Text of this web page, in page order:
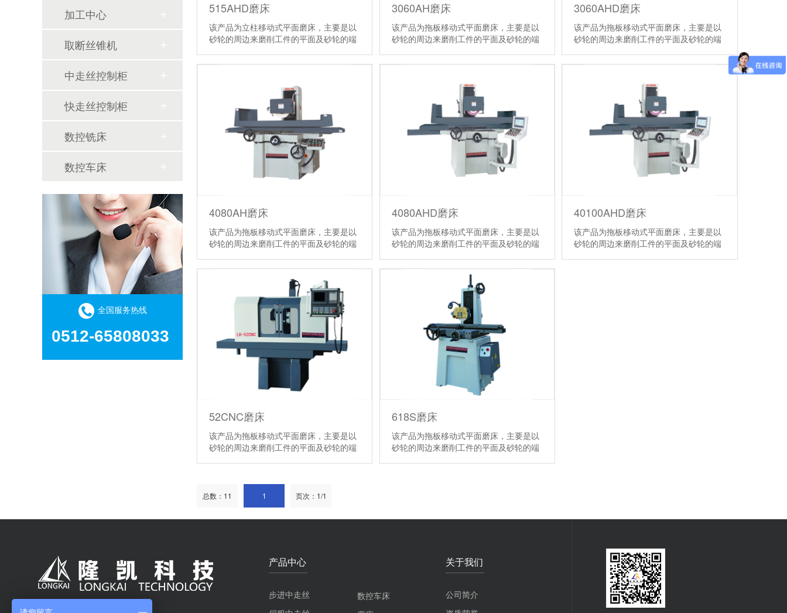
加工中心
取断丝锥机
中走丝控制柜
快走丝控制柜
数控铣床
数控车床
全国服务热线
0512-65808033
515AHD磨床
该产品为立柱移动式平面磨床，主要是以
砂轮的周边来磨削工件的平面及砂轮的端
【详情】
3060AH磨床
该产品为拖板移动式平面磨床，主要是以
砂轮的周边来磨削工件的平面及砂轮的端
【详情】
3060AHD磨床
该产品为拖板移动式平面磨床，主要是以
砂轮的周边来磨削工件的平面及砂轮的端
4080AH磨床
该产品为拖板移动式平面磨床，主要是以
砂轮的周边来磨削工件的平面及砂轮的端
【详情】
4080AHD磨床
该产品为拖板移动式平面磨床，主要是以
砂轮的周边来磨削工件的平面及砂轮的端
40100AHD磨床
该产品为拖板移动式平面磨床，主要是以
砂轮的周边来磨削工件的平面及砂轮的端
52CNC磨床
该产品为拖板移动式平面磨床，主要是以
砂轮的周边来磨削工件的平面及砂轮的端
618S磨床
该产品为拖板移动式平面磨床，主要是以
砂轮的周边来磨削工件的平面及砂轮的端
总数：11 1 页次：1/1
产品中心
步进中走丝
数控车床
关于我们
公司简介